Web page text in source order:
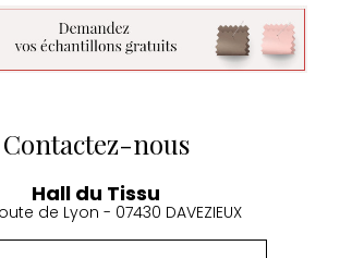
Contactez-nous
Hall du Tissu
de Lyon - 07430 DAVEZIEUX